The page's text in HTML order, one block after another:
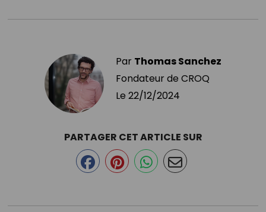
Par Thomas Sanchez
Fondateur de CROQ
Le 22/12/2024
PARTAGER CET ARTICLE SUR